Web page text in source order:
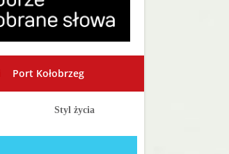
Port Kołobrzeg
Styl życia